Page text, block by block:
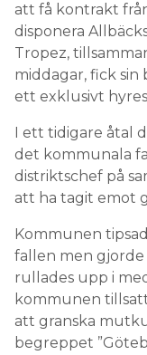
att få kontrakt
disponera
Tropez,
middagar, fick sin
ett exklusivt
I ett tidigare åtal
det kommunala
distriktschef på
att ha tagit emot
Kommunen
fallen men gjorde
rullades upp i
kommunen
att granska
begreppet